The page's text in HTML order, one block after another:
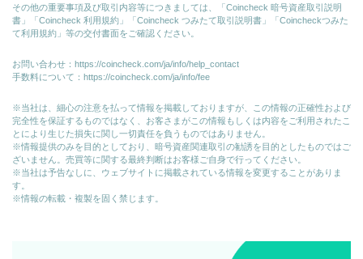
その他の重要事項及び取引内容等につきましては、「Coincheck 暗号資産取引説明
書」「Coincheck 利用規約」「Coincheck つみたて取引説明書」「Coincheckつみた
て利用規約」等の交付書面をご確認ください。
お問い合わせ： https://coincheck.com/ja/info/help_contact
手数料について： https://coincheck.com/ja/info/fee
※当社は、細心の注意を払って情報を掲載しておりますが、この情報の正確性および
完全性を保証するものではなく、お客さまがこの情報もしくは内容をご利用されたこ
とにより生じた損失に関し一切責任を負うものではありません。
※情報提供のみを目的としており、暗号資産関連取引の勧誘を目的としたものではご
ざいません。売買等に関する最終判断はお客様ご自身で行ってください。
※当社は予告なしに、ウェブサイトに掲載されている情報を変更することがありま
す。
※情報の転載・複製を固く禁じます。